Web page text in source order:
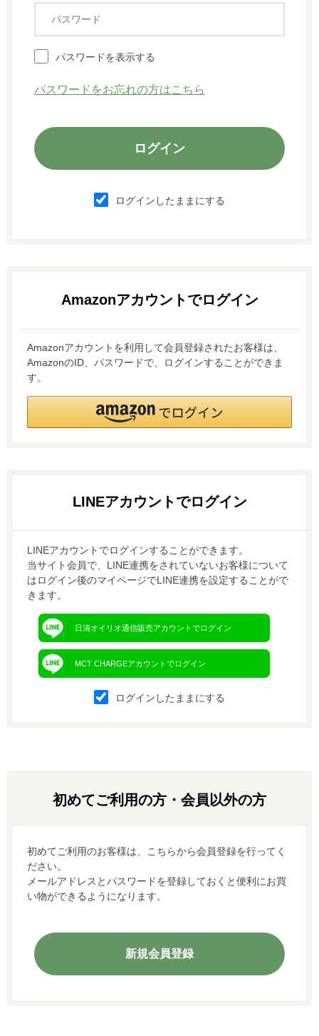
パスワードを表示する
ログインしたままにする
パスワードをお忘れの方はこちら
LINEアカウントでログインすることができます。
当サイト会員で、LINE連携をされていないお客様について
はログイン後のマイページでLINE連携を設定することがで
きます。
日清オイリオ通信販売アカウントでログイン
MCT CHARGEアカウントでログイン
ログインしたままにする
Amazonアカウントを利用して会員登録されたお客様は、
AmazonのID、パスワードで、ログインすることができま
す。
初めてご利用のお客様は、こちらから会員登録を行ってく
ださい。
メールアドレスとパスワードを登録しておくと便利にお買
い物ができるようになります。